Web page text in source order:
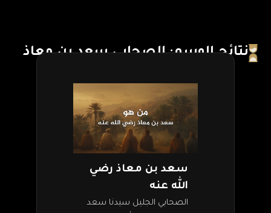
نتائج الوسم: الصحابي سعد بن معاذ
سعد بن معاذ رضي
الله عنه
الصحابي الجليل سيدنا سعد